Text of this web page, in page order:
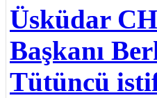
Üsküdar
Başkanı
Tütüncü